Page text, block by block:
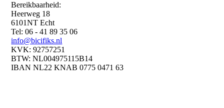
Bereikbaarheid:
Heerweg 18
6101NT Echt
Tel: 06 - 41 89 35 06
info@bicifiks.nl
KVK: 92757251
BTW: NL004975115B14
IBAN NL22 KNAB 0775 0471 63